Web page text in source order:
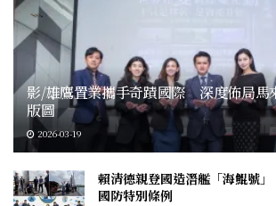
影/雄鷹置業攜手奇蹟國際 深度佈局馬
版圖
2026-03-19
賴清德親登國造潛艦「海鯤號
國防特別條例